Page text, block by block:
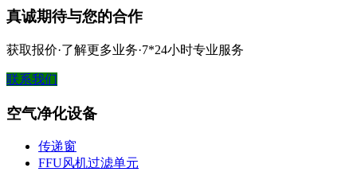
真诚期待与您的合作
获取报价·了解更多业务·7*24小时专业服务
联系我们
空气净化设备
传递窗
FFU风机过滤单元